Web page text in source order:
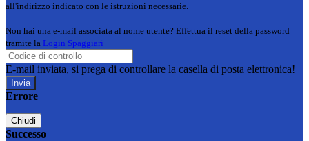
all'indirizzo indicato con le istruzioni necessarie.
Non hai una e-mail associata al nome utente? Effettua il reset della password
tramite la Login Spaggiari
E-mail inviata, si prega di controllare la casella di posta elettronica!
Errore
Chiudi
Successo